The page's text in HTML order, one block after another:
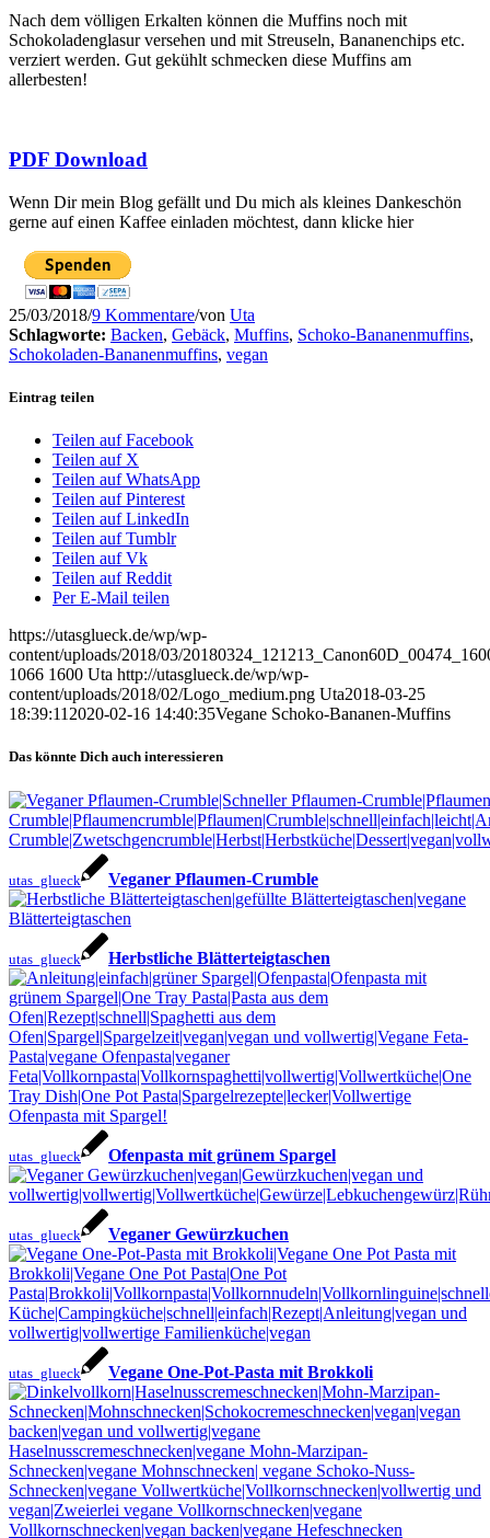
Nach dem völligen Erkalten können die Muffins noch mit
Schokoladenglasur versehen und mit Streuseln, Bananenchips etc.
verziert werden. Gut gekühlt schmecken diese Muffins am
allerbesten!
PDF Download
Wenn Dir mein Blog gefällt und Du mich als kleines Dankeschön
gerne auf einen Kaffee einladen möchtest, dann klicke hier
25/03/2018/9 Kommentare/von Uta
Schlagworte: Backen, Gebäck, Muffins, Schoko-Bananenmuffins,
Schokoladen-Bananenmuffins, vegan
Eintrag teilen
Teilen auf Facebook
Teilen auf X
Teilen auf WhatsApp
Save
Teilen auf LinkedIn
Teilen auf Tumblr
Teilen auf Vk
Teilen auf Reddit
Per E-Mail teilen
https://utasglueck.de/wp/wp-
content/uploads/2018/03/
1066 1600 Uta http://utasglueck.de/wp/wp-
content/uploads/2018/02/Logo_medium.png Uta2018-03-25
18:39:112020-02-16 14:40:35Vegane Schoko-Bananen-Muffins
Das könnte Dich auch interessieren
utas_glueck Veganer Pflaumen-Crumble
utas_glueck Herbstliche Blätterteigtaschen
utas_glueck Ofenpasta mit grünem Spargel
utas_glueck Veganer Gewürzkuchen
utas_glueck Vegane One-Pot-Pasta mit Brokkoli